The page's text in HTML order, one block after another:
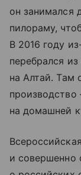
он занимался
пилораму,
В 2016 году
перебрался
на Алтай. Там
на домашней
и совершенно